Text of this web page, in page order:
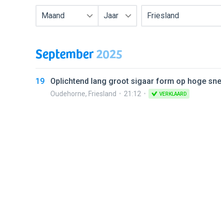
Maand Jaar Friesland
September2025
19 Oplichtend lang groot sigaar form op hoge
Oudehorne, Friesland 21:12 VERKLAARD